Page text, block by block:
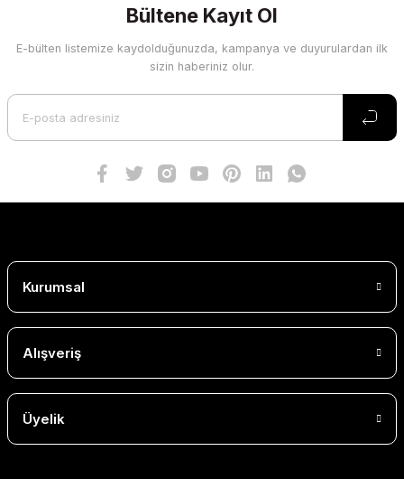
Bültene Kayıt Ol
E-bülten listemize kaydolduğunuzda, kampanya ve duyurulardan ilk
sizin haberiniz olur.
Kurumsal
Alışveriş
Üyelik